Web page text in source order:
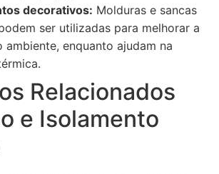
decorativos: Molduras e sancas
ser utilizadas para melhorar a
ambiente, enquanto ajudam na
Relacionados
e Isolamento